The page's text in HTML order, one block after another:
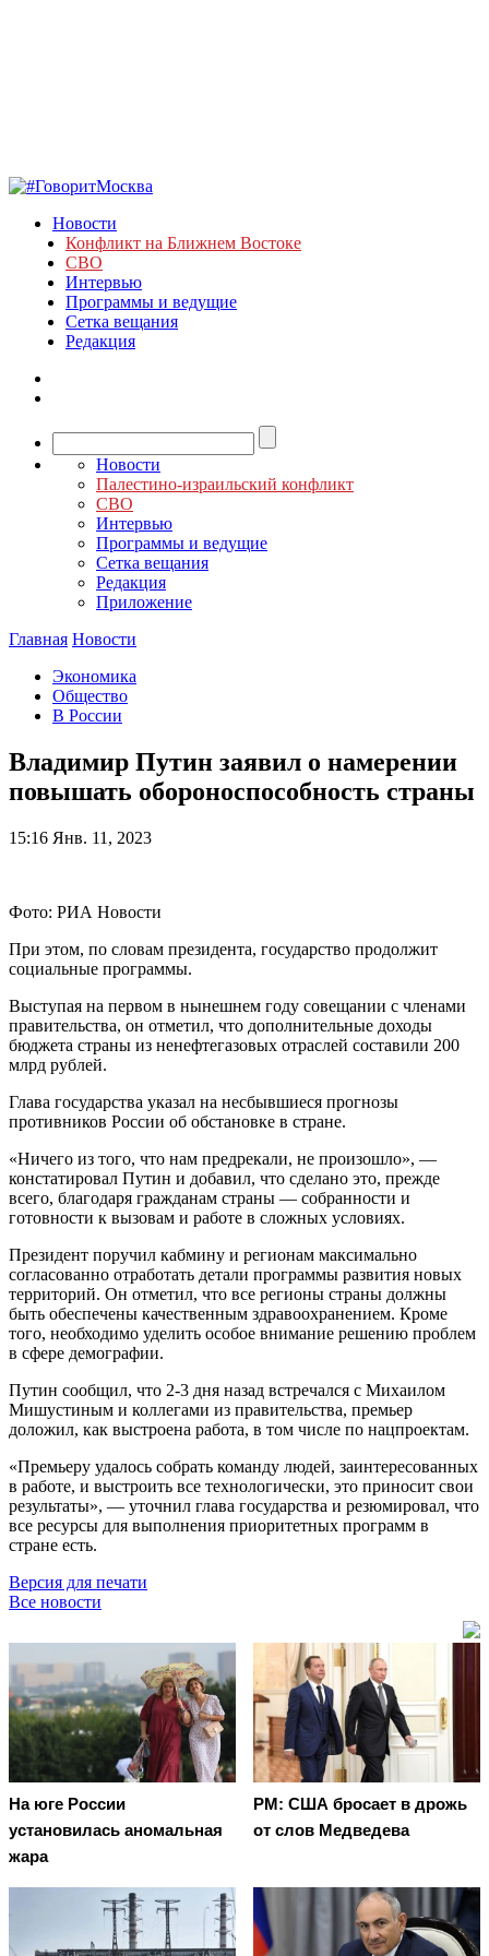
Новости
Конфликт на Ближнем Востоке
СВО
Интервью
Программы и ведущие
Сетка вещания
Редакция
Новости
Палестино-израильский конфликт
СВО
Интервью
Программы и ведущие
Сетка вещания
Редакция
Приложение
Главная Новости
Экономика
Общество
В России
Владимир Путин заявил о намерении
повышать обороноспособность страны
15:16 Янв. 11, 2023
Фото: РИА Новости
При этом, по словам президента, государство продолжит
социальные программы.
Выступая на первом в нынешнем году совещании с членами
правительства, он отметил, что дополнительные доходы
бюджета страны из ненефтегазовых отраслей составили 200
млрд рублей.
Глава государства указал на несбывшиеся прогнозы
противников России об обстановке в стране.
«Ничего из того, что нам предрекали, не произошло», —
констатировал Путин и добавил, что сделано это, прежде
всего, благодаря гражданам страны — собранности и
готовности к вызовам и работе в сложных условиях.
Президент поручил кабмину и регионам максимально
согласованно отработать детали программы развития новых
территорий. Он отметил, что все регионы страны должны
быть обеспечены качественным здравоохранением. Кроме
того, необходимо уделить особое внимание решению проблем
в сфере демографии.
Путин сообщил, что 2-3 дня назад встречался с Михаилом
Мишустиным и коллегами из правительства, премьер
доложил, как выстроена работа, в том числе по нацпроектам.
«Премьеру удалось собрать команду людей, заинтересованных
в работе, и выстроить все технологически, это приносит свои
результаты», — уточнил глава государства и резюмировал, что
все ресурсы для выполнения приоритетных программ в
стране есть.
Версия для печати
Все новости
На юге России
установилась аномальная
жара
PM: США бросает в дрожь
от слов Медведева